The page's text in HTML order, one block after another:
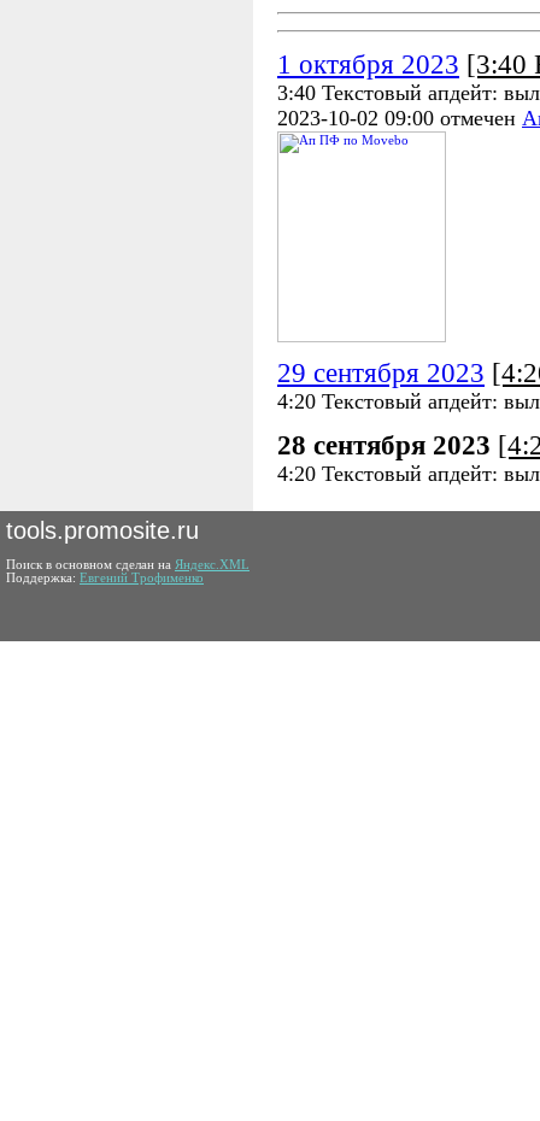
1 октября 2023 [3:40
3:40 Текстовый апдейт:
2023-10-02 09:00 отмечен
29 сентября 2023
4:20 Текстовый апдейт:
28 сентября 2023
4:20 Текстовый апдейт:
tools.promosite.ru
Поиск в основном сделан на Яндекс.XML
Поддержка: Евгений Трофименко